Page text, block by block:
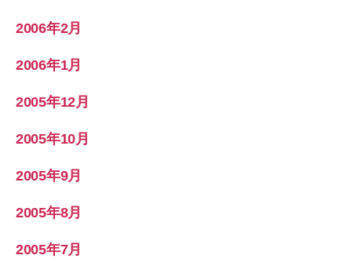
2006年2月
2006年1月
2005年12月
2005年10月
2005年9月
2005年8月
2005年7月